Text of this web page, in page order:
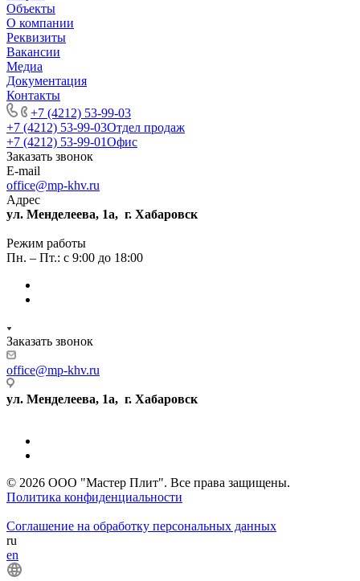
Объекты
О компании
Реквизиты
Вакансии
Медиа
Документация
Контакты
+7 (4212) 53-99-03
+7 (4212) 53-99-03Отдел продаж
+7 (4212) 53-99-01Офис
Заказать звонок
E-mail
office@mp-khv.ru
Адрес
ул. Менделеева, 1а, г. Хабаровск
Режим работы
Пн. – Пт.: с 9:00 до 18:00
Заказать звонок
office@mp-khv.ru
ул. Менделеева, 1а, г. Хабаровск
© 2026 ООО "Мастер Плит". Все права защищены.
Политика конфиденциальности
Соглашение на обработку персональных данных
ru
en